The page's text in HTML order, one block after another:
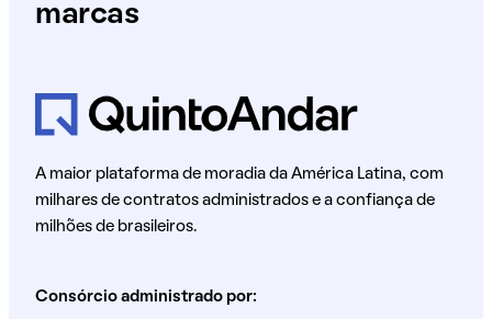
marcas
A maior plataforma de moradia da América Latina, com
milhares de contratos administrados e a confiança de
milhões de brasileiros.
Consórcio administrado por: